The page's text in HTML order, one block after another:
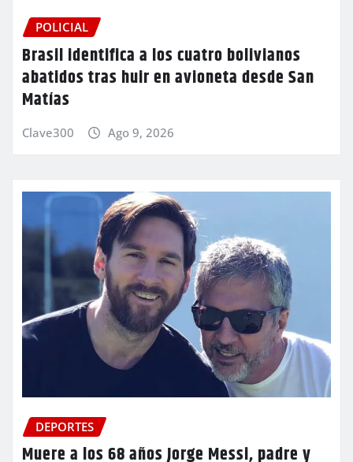
POLICIAL
Brasil identifica a los cuatro bolivianos
abatidos tras huir en avioneta desde San
Matías
Clave300 Ago 9, 2026
DEPORTES
Muere a los 68 años Jorge Messi, padre y